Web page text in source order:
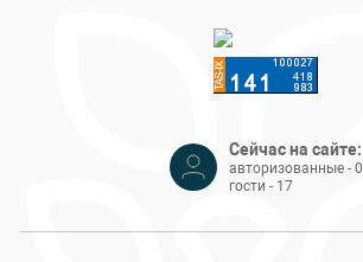
Сейчас на сайте:
авторизованные - 0
гости - 17